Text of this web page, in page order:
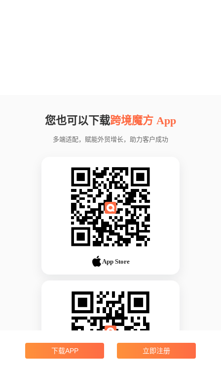
您也可以下载跨境魔方 App
多端适配，赋能外贸增长，助力客户成功
App Store
下载APP 立即注册